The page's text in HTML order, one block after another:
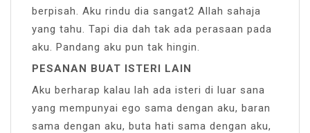
berpisah. Aku rindu dia sangat2 Allah sahaja
yang tahu. Tapi dia dah tak ada perasaan pada
aku. Pandang aku pun tak hingin.
PESANAN BUAT ISTERI LAIN
Aku berharap kalau lah ada isteri di luar sana
yang mempunyai ego sama dengan aku, baran
sama dengan aku, buta hati sama dengan aku,